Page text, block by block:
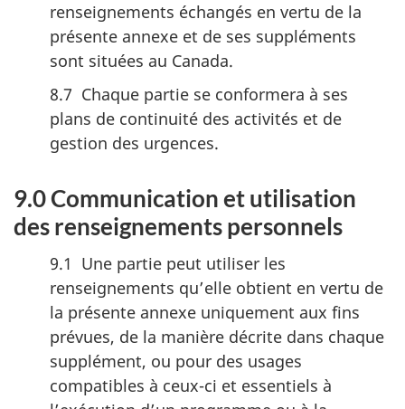
renseignements échangés en vertu de la
présente annexe et de ses suppléments
sont situées au Canada.
8.7 Chaque partie se conformera à ses
plans de continuité des activités et de
gestion des urgences.
9.0 Communication et utilisation
des renseignements personnels
9.1 Une partie peut utiliser les
renseignements qu’elle obtient en vertu de
la présente annexe uniquement aux fins
prévues, de la manière décrite dans chaque
supplément, ou pour des usages
compatibles à ceux-ci et essentiels à